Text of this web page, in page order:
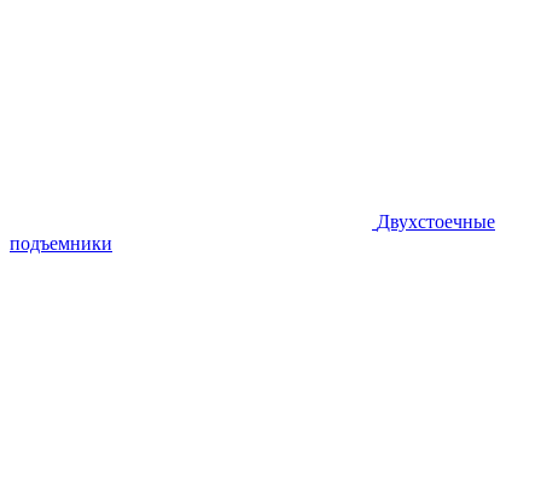
Двухстоечные
подъемники